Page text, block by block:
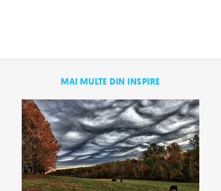
MAI MULTE DIN INSPIRE